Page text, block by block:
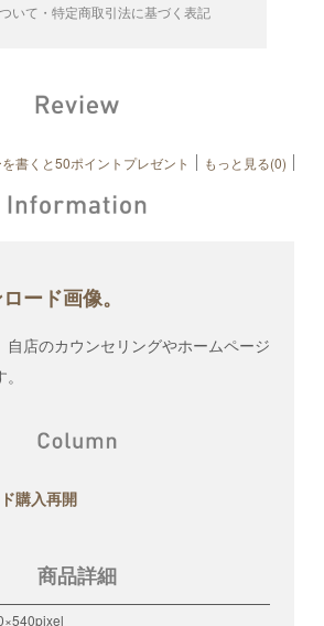
いて・特定商取引法に基づく表記
書くと50ポイントプレゼント もっと見る(0)
ード画像。
自店のカウンセリングやホームページ
購入再開
商品詳細